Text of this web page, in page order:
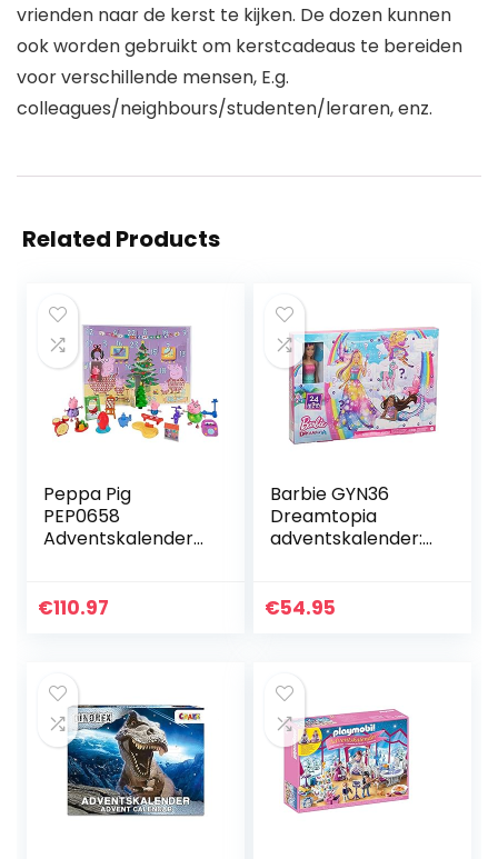
vrienden naar de kerst te kijken. De dozen kunnen
ook worden gebruikt om kerstcadeaus te bereiden
voor verschillende mensen, E.g.
colleagues/neighbours/studenten/leraren, enz.
Related Products
Peppa Pig
PEP0658
Adventskalender
en accessoires
€110.97
Barbie GYN36
Dreamtopia
adventskalender:
accessoires en 10
€54.95